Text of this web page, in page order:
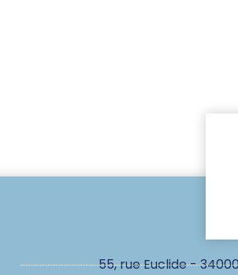
55, rue Euclide -